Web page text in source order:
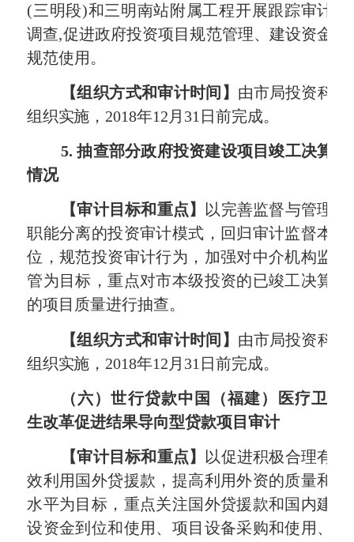
(三明段)和三明南站附属工程开展跟踪审计
调查,促进政府投资项目规范管理、建设资金
规范使用。
【组织方式和审计时间】 由市局投资科
组织实施 ， 2018年12 月 31 日前完成。
5. 抽查部分政府投资建设项目竣工决算
情况
【审计目标和重点】 以完善监督与管理
职能分离的投资审计模式，回归审计监督本
位，规范投资审计行为，加强对中介机构监
管为目标，重点对市本级投资的已竣工决算
的项目质量进行抽查。
【组织方式和审计时间】 由市局投资科
组织实施 ， 2018年12 月 31 日前完成。
（六）世行贷款中国（福建）医疗卫
生改革促进结果导向型贷款项目审计
【审计目标和重点】
以促进积极合理有
效利用国外贷援款，提高利用外资的质量和
水平为目标，重点关注国外贷援款和国内建
设资金到位和使用、项目设备采购和使用、